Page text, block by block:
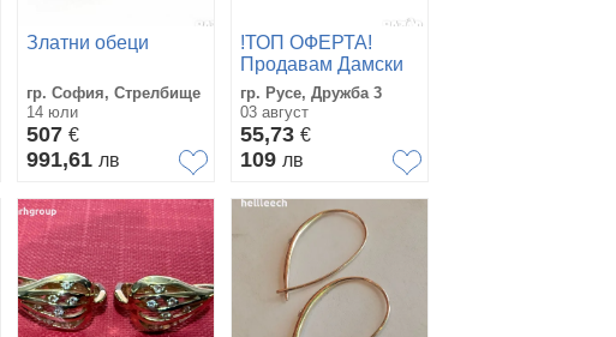
Златни обеци
гр. София, Стрелбище
14 юли
507 €
991,61 лв
!ТОП ОФЕРТА!
Продавам Дамски
DISNEY
СРЕБЪРНИ
ОБЕЦИ MINNIE
MOUSE
E905104PRWL
гр. Русе, Дружба 3
03 август
55,73 €
109 лв